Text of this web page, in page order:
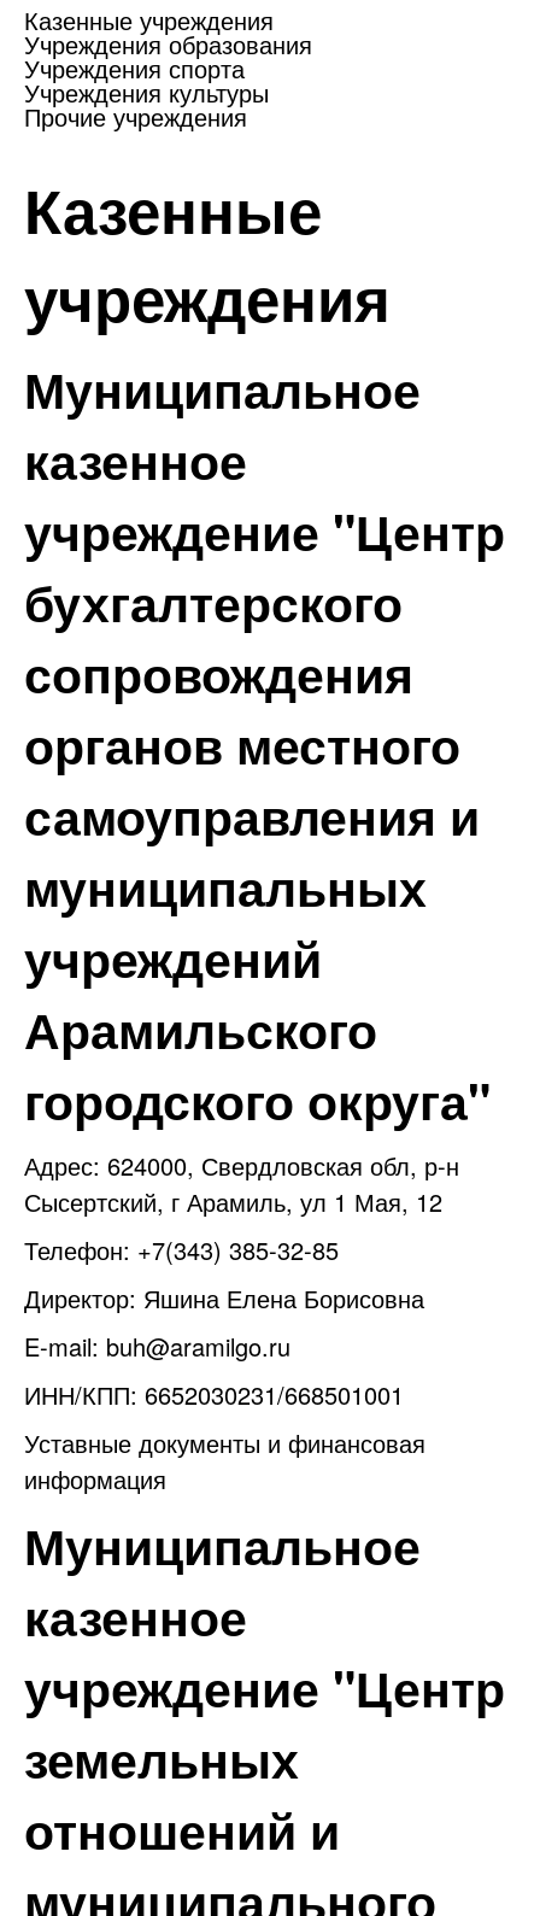
Казенные учреждения
Учреждения образования
Учреждения спорта
Учреждения культуры
Прочие учреждения
Казенные
учреждения
Муниципальное
казенное
учреждение "Центр
бухгалтерского
сопровождения
органов местного
самоуправления и
муниципальных
учреждений
Арамильского
городского округа"
Адрес: 624000, Свердловская обл, р-н
Сысертский, г Арамиль, ул 1 Мая, 12
Телефон: +7(343) 385-32-85
Директор: Яшина Елена Борисовна
E-mail: buh@aramilgo.ru
ИНН/КПП: 6652030231/668501001
Уставные документы и финансовая
информация
Муниципальное
казенное
учреждение "Центр
земельных
отношений и
муниципального